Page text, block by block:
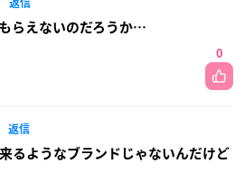
返信
らえないのだろうか…
0
返信
るようなブランドじゃないんだけど